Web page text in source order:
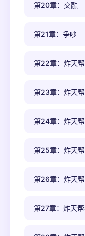
第20章：交融
第21章：争吵
第22章：炸天帮
第23章：炸天
第24章：炸天
第25章：炸天
第26章：炸天
第27章：炸天